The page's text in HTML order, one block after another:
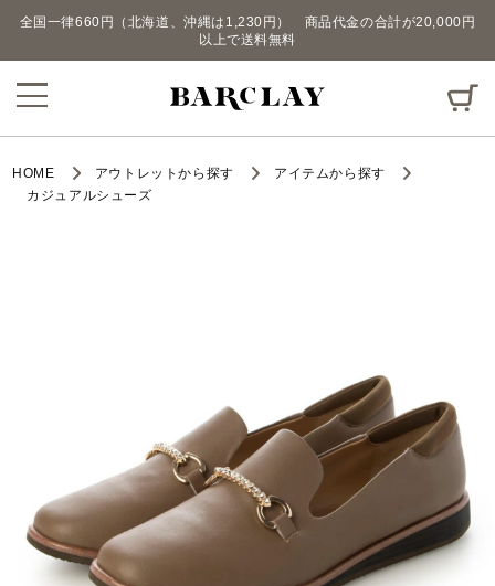
全国一律660円（北海道、沖縄は1,230円） 商品代金の合計が20,000円
以上で送料無料
HOME アウトレットから探す
アイテムから探す
カジュアルシューズ